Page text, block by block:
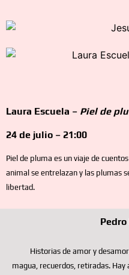
Laura Escuela – Piel de
24 de julio – 21:00
Piel de pluma es un viaje de
animal se entrelazan y las plumas
libertad.
Historias de amor y
magua, recuerdos, retiradas.